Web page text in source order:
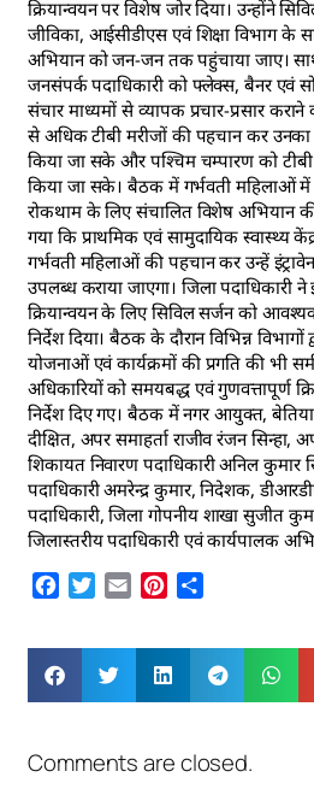
क्रियान्वयन पर विशेष जोर दिया। उन्होंने
जीविका, आईसीडीएस एवं शिक्षा विभाग के
अभियान को जन-जन तक पहुंचाया जाए।
जनसंपर्क पदाधिकारी को फ्लेक्स, बैनर एवं
संचार माध्यमों से व्यापक प्रचार-प्रसार
से अधिक टीबी मरीजों की पहचान कर
किया जा सके और पश्चिम चम्पारण को टीबी
किया जा सके। बैठक में गर्भवती महिलाओं
रोकथाम के लिए संचालित विशेष अभियान
गया कि प्राथमिक एवं सामुदायिक स्वास्थ्य
गर्भवती महिलाओं की पहचान कर उन्हें
उपलब्ध कराया जाएगा। जिला पदाधिकारी
क्रियान्वयन के लिए सिविल सर्जन को
निर्देश दिया। बैठक के दौरान विभिन्न विभागों
योजनाओं एवं कार्यक्रमों की प्रगति की भी
अधिकारियों को समयबद्ध एवं गुणवत्तापूर्ण
निर्देश दिए गए। बैठक में नगर आयुक्त, बेतिया
दीक्षित, अपर समाहर्ता राजीव रंजन सिन्हा,
शिकायत निवारण पदाधिकारी अनिल कुमार
पदाधिकारी अमरेन्द्र कुमार, निदेशक,
पदाधिकारी, जिला गोपनीय शाखा सुजीत
जिलास्तरीय पदाधिकारी एवं कार्यपालक
Facebook
Twitter
Email Pinterest
Comments are closed.